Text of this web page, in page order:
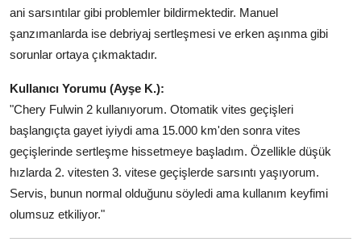
ani sarsıntılar gibi problemler bildirmektedir. Manuel
şanzımanlarda ise debriyaj sertleşmesi ve erken aşınma gibi
sorunlar ortaya çıkmaktadır.
Kullanıcı Yorumu (Ayşe K.):
"Chery Fulwin 2 kullanıyorum. Otomatik vites geçişleri
başlangıçta gayet iyiydi ama 15.000 km'den sonra vites
geçişlerinde sertleşme hissetmeye başladım. Özellikle düşük
hızlarda 2. vitesten 3. vitese geçişlerde sarsıntı yaşıyorum.
Servis, bunun normal olduğunu söyledi ama kullanım keyfimi
olumsuz etkiliyor."